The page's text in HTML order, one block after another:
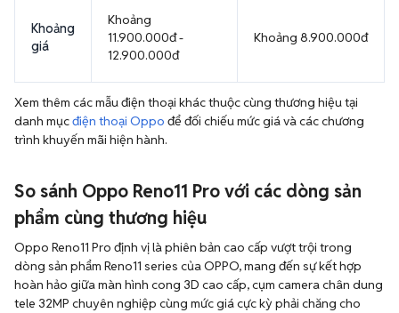
Khoảng
giá
Khoảng
11.900.000đ -
12.900.000đ
Khoảng 8.900.000đ
Xem thêm các mẫu điện thoại khác thuộc cùng thương hiệu tại
danh mụcđiện thoại Oppo để đối chiếu mức giá và các chương
trình khuyến mãi hiện hành.
So sánh Oppo Reno11 Pro với các dòng sản
phẩm cùng thương hiệu
Oppo Reno11 Pro định vị là phiên bản cao cấp vượt trội trong
dòng sản phẩm Reno11 series của OPPO, mang đến sự kết hợp
hoàn hảo giữa màn hình cong 3D cao cấp, cụm camera chân dung
tele 32MP chuyên nghiệp cùng mức giá cực kỳ phải chăng cho